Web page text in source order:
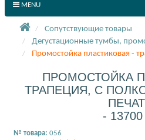
Сопутствующие товары
Дегустационные тумбы,
Промостойка пластиковая -
ПРОМОСТОЙКА
ТРАПЕЦИЯ, С
-
№ товара: 056
MENU